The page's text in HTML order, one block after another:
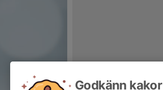
Godkänn kakor